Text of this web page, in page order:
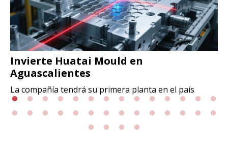
Invierte Huatai Mould en
Aguascalientes
La compañía tendrá su primera planta en el país